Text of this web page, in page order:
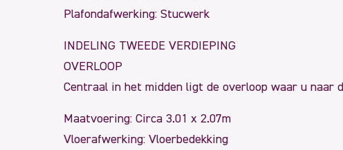
Plafondafwerking: Stucwerk
INDELING TWEEDE VERDIEPING
OVERLOOP
Centraal in het midden ligt de overloop waar u naar
Maatvoering: Circa 3.01 x 2.07m
Vloerafwerking: Vloerbedekking